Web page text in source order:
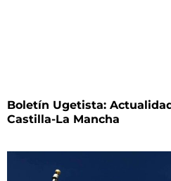
Boletín Ugetista:
Castilla-La Mancha